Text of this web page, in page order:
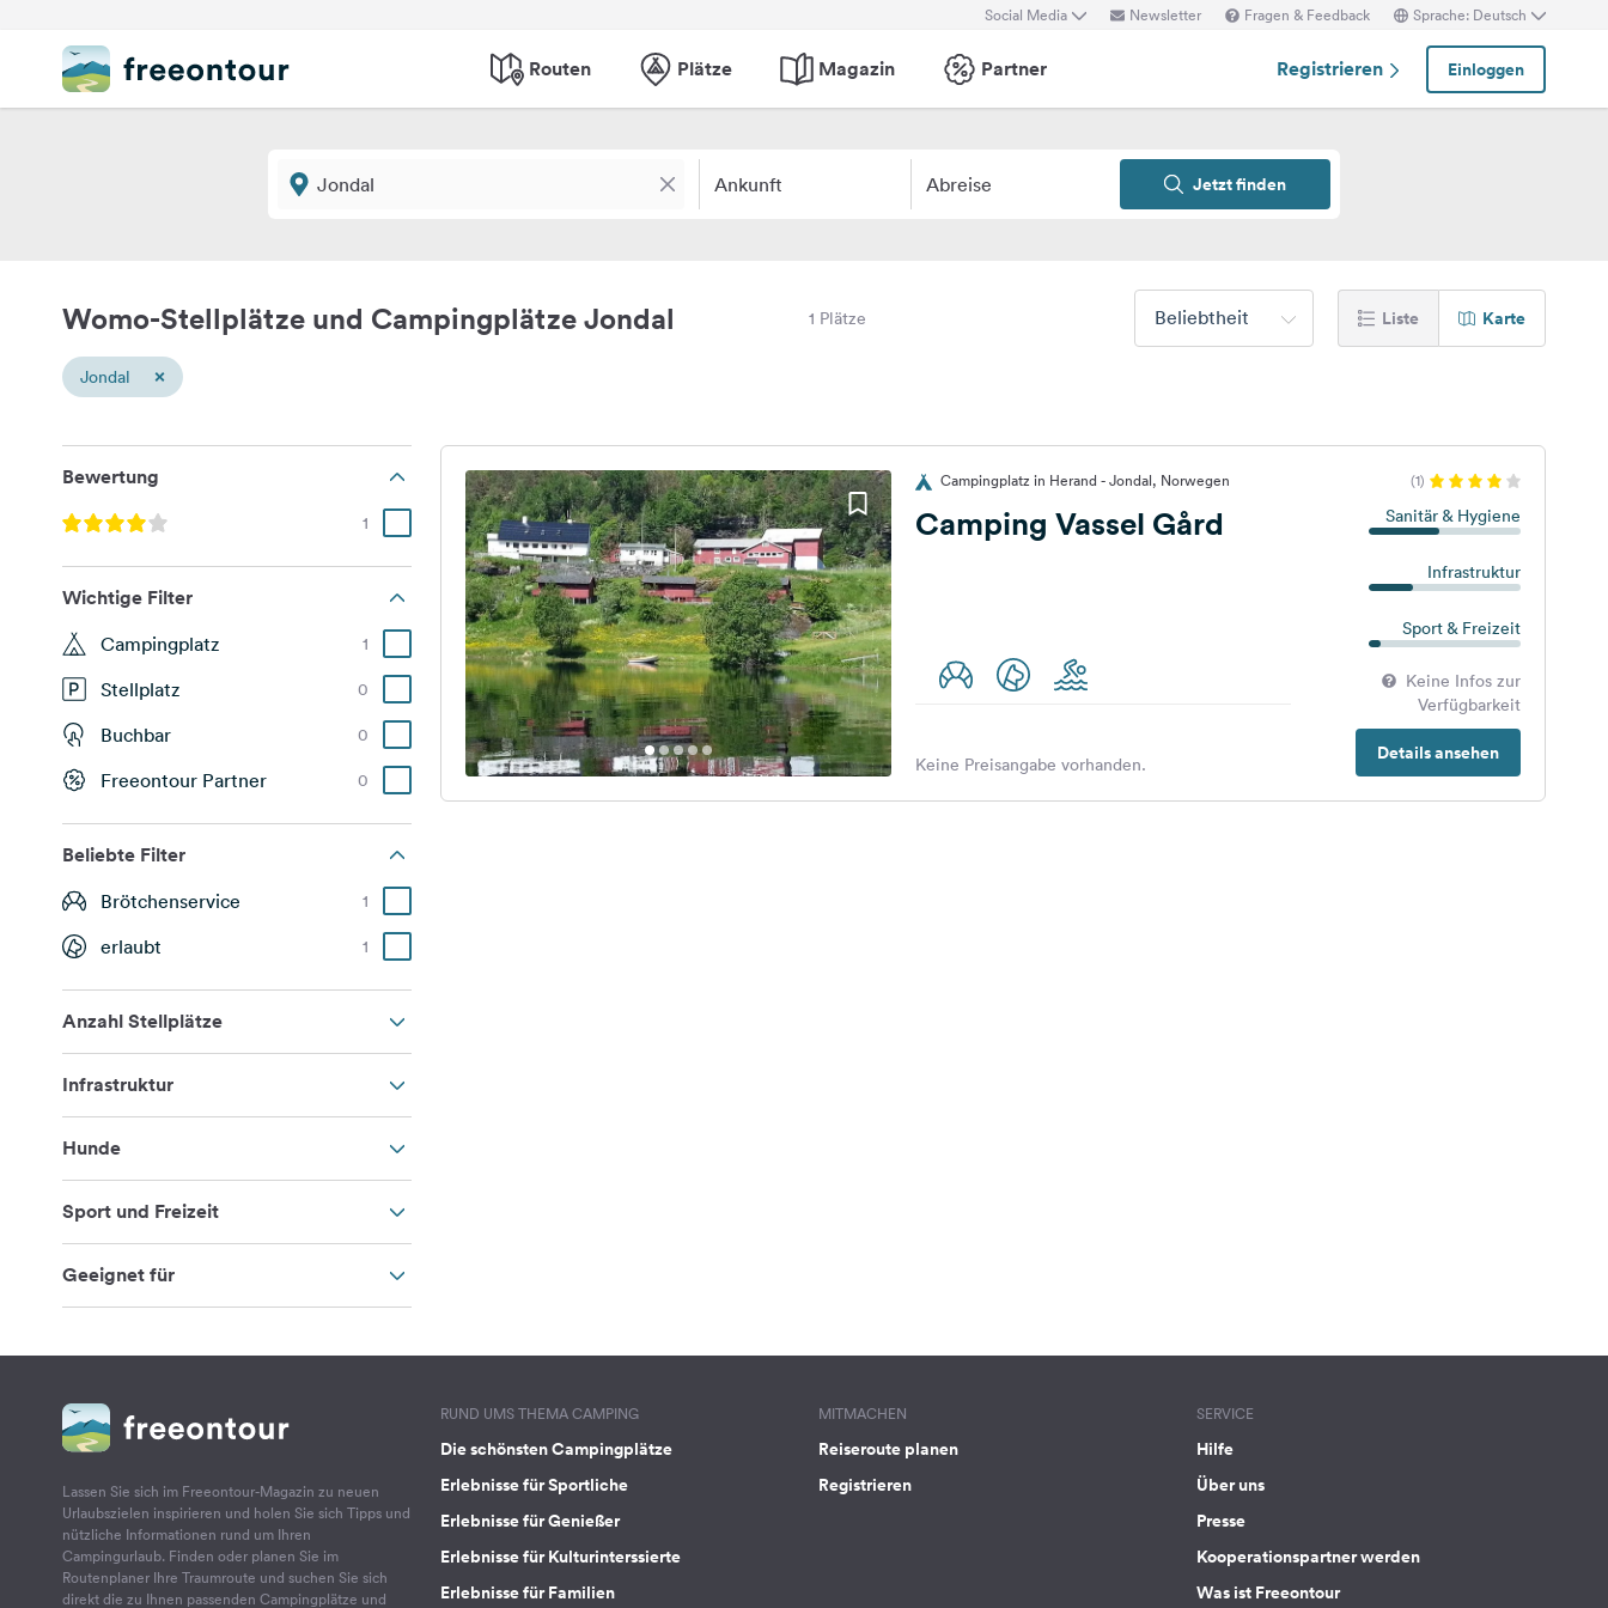
Social Media Newsletter Fragen & Feedback Sprache: Deutsch
Routen Plätze Magazin Partner Registrieren Einloggen
Ankunft Abreise Jetzt finden
Womo-Stellplätze und Campingplätze Jondal 1 Plätze Beliebtheit Liste Karte
Jondal ×
Bewertung
1
Wichtige Filter
Campingplatz 1
Stellplatz 0
Buchbar 0
Freeontour Partner 0
Beliebte Filter
Brötchenservice 1
erlaubt 1
Anzahl Stellplätze
Infrastruktur
Hunde
Sport und Freizeit
Geeignet für
Campingplatz in Herand - Jondal, Norwegen (1)
Camping Vassel Gård Sanitär & Hygiene
Infrastruktur
Sport & Freizeit
Keine Infos zur
Verfügbarkeit
Details ansehen
Keine Preisangabe vorhanden.
Lassen Sie sich im Freeontour-Magazin zu neuen
Urlaubszielen inspirieren und holen Sie sich Tipps und
nützliche Informationen rund um Ihren
Campingurlaub. Finden oder planen Sie im
Routenplaner Ihre Traumroute und suchen Sie sich
direkt die zu Ihnen passenden Campingplätze und
RUND UMS THEMA CAMPING
Die schönsten Campingplätze
Erlebnisse für Sportliche
Erlebnisse für Genießer
Erlebnisse für Kulturinterssierte
Erlebnisse für Familien
MITMACHEN
Reiseroute planen
Registrieren
SERVICE
Hilfe
Über uns
Presse
Kooperationspartner werden
Was ist Freeontour